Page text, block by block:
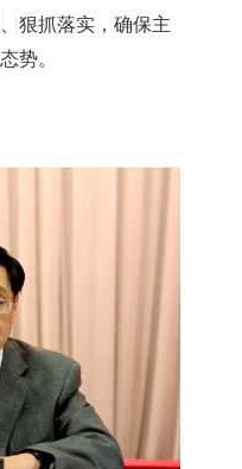
狠抓落实，确保主
势。